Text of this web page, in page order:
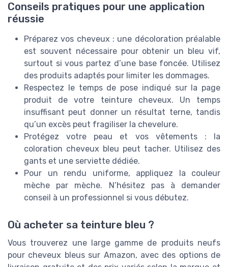
Conseils pratiques pour une application
réussie
Préparez vos cheveux : une décoloration préalable
est souvent nécessaire pour obtenir un bleu vif,
surtout si vous partez d’une base foncée. Utilisez
des produits adaptés pour limiter les dommages.
Respectez le temps de pose indiqué sur la page
produit de votre teinture cheveux. Un temps
insuffisant peut donner un résultat terne, tandis
qu’un excès peut fragiliser la chevelure.
Protégez votre peau et vos vêtements : la
coloration cheveux bleu peut tacher. Utilisez des
gants et une serviette dédiée.
Pour un rendu uniforme, appliquez la couleur
mèche par mèche. N’hésitez pas à demander
conseil à un professionnel si vous débutez.
Où acheter sa teinture bleu ?
Vous trouverez une large gamme de produits neufs
pour cheveux bleus sur Amazon, avec des options de